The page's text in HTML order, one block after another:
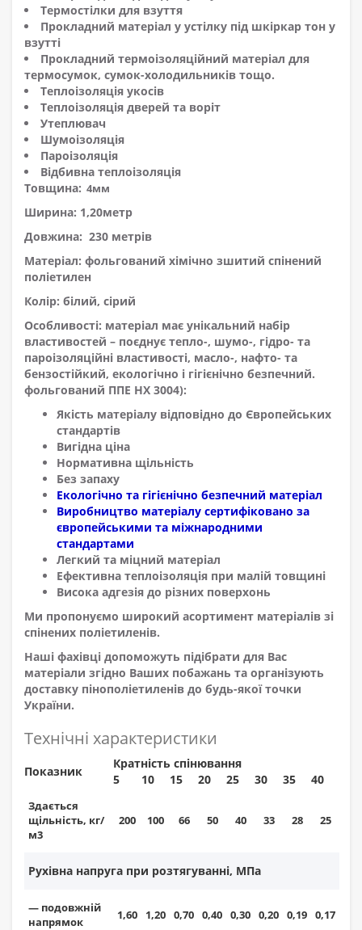
Термостілки для взуття
Прокладний матеріал у устілку під шкіркар тон у
взутті
Прокладний термоізоляційний матеріал для
термосумок, сумок-холодильників тощо.
Теплоізоляція укосів
Теплоізоляція дверей та воріт
Утеплювач
Шумоізоляція
Пароізоляція
Відбивна теплоізоляція
Товщина: 4мм
Ширина: 1,20метр
Довжина: 230 метрів
Матеріал: фольгований хімічно зшитий спінений
поліетилен
Колір: білий, сірий
Особливості: матеріал має унікальний набір
властивостей – поєднує тепло-, шумо-, гідро- та
пароізоляційні властивості, масло-, нафто- та
бензостійкий, екологічно і гігієнічно безпечний.
фольгований ППЕ НХ 3004):
Якість матеріалу відповідно до Європейських
стандартів
Вигідна ціна
Нормативна щільність
Без запаху
Екологічно та гігієнічно безпечний матеріал
Виробництво матеріалу сертифіковано за
європейськими та міжнародними
стандартами
Легкий та міцний матеріал
Ефективна теплоізоляція при малій товщині
Висока адгезія до різних поверхонь
Ми пропонуємо широкий асортимент матеріалів зі
спінених поліетиленів.
Наші фахівці допоможуть підібрати для Вас
матеріали згідно Ваших побажань та організують
доставку пінополіетиленів до будь-якої точки
України.
Технічні характеристики
Показник
Кратність спінювання
5
10 15 20 25 30 35 40
Здається
щільність, кг/
м3
200 100 66 50 40 33 28 25
Рухівна напруга при розтягуванні, МПа
— подовжній
напрямок
1,60 1,20 0,70 0,40 0,30 0,20 0,19 0,17